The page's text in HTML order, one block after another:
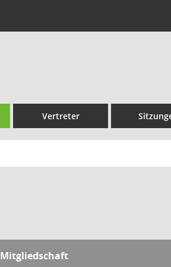
Vertreter
Mitgliedschaft